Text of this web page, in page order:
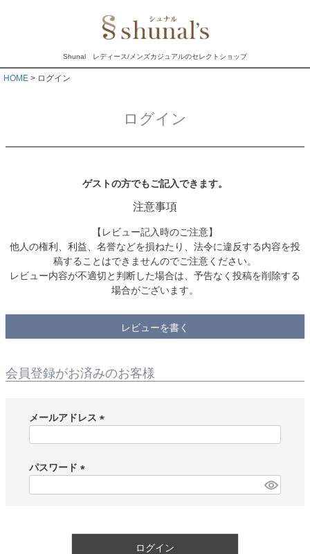
Shunal レディース/メンズカジュアルのセレクトショップ
HOME ログイン
ログイン
ゲストの方でもご記入できます。
注意事項
【レビュー記入時のご注意】
他人の権利、利益、名誉などを損ねたり、法令に違反する内容を投
稿することはできませんのでご注意ください。
レビュー内容が不適切と判断した場合は、予告なく投稿を削除する
場合がございます。
レビューを書く
会員登録がお済みのお客様
メールアドレス
)
パスワード
ログイン